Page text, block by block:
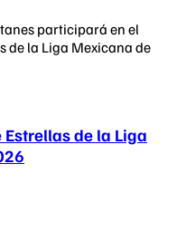
participará en el
de la Liga Mexicana de
Estrellas de la Liga